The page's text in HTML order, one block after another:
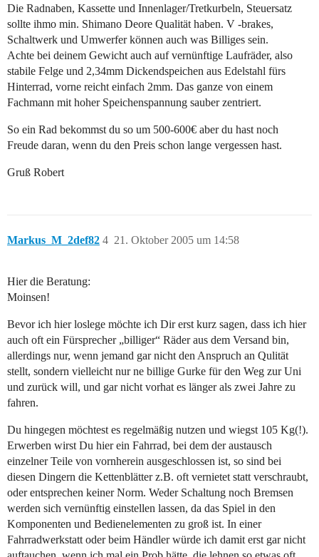
Die Radnaben, Kassette und Innenlager/Tretkurbeln, Steuersatz
sollte ihmo min. Shimano Deore Qualität haben. V -brakes,
Schaltwerk und Umwerfer können auch was Billiges sein.
Achte bei deinem Gewicht auch auf vernünftige Laufräder, also
stabile Felge und 2,34mm Dickendspeichen aus Edelstahl fürs
Hinterrad, vorne reicht einfach 2mm. Das ganze von einem
Fachmann mit hoher Speichenspannung sauber zentriert.
So ein Rad bekommst du so um 500-600€ aber du hast noch
Freude daran, wenn du den Preis schon lange vergessen hast.
Gruß Robert
Markus_M_2def82 21. Oktober 2005 um 14:58
4
Hier die Beratung:
Moinsen!
Bevor ich hier loslege möchte ich Dir erst kurz sagen, dass ich hier
auch oft ein Fürsprecher „billiger“ Räder aus dem Versand bin,
allerdings nur, wenn jemand gar nicht den Anspruch an Qulität
stellt, sondern vielleicht nur ne billige Gurke für den Weg zur Uni
und zurück will, und gar nicht vorhat es länger als zwei Jahre zu
fahren.
Du hingegen möchtest es regelmäßig nutzen und wiegst 105 Kg(!).
Erwerben wirst Du hier ein Fahrrad, bei dem der austausch
einzelner Teile von vornherein ausgeschlossen ist, so sind bei
diesen Dingern die Kettenblätter z.B. oft vernietet statt verschraubt,
oder entsprechen keiner Norm. Weder Schaltung noch Bremsen
werden sich vernünftig einstellen lassen, da das Spiel in den
Komponenten und Bedienelementen zu groß ist. In einer
Fahrradwerkstatt oder beim Händler würde ich damit erst gar nicht